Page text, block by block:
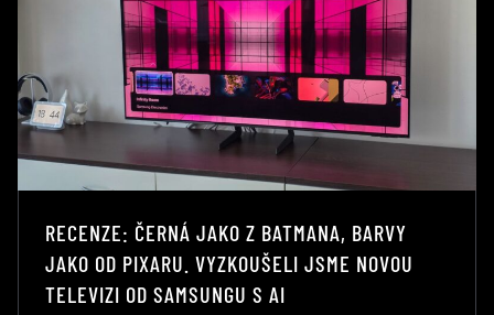
RECENZE: ČERNÁ JAKO Z BATMANA, BARVY
JAKO OD PIXARU. VYZKOUŠELI JSME NOVOU
TELEVIZI OD SAMSUNGU S AI